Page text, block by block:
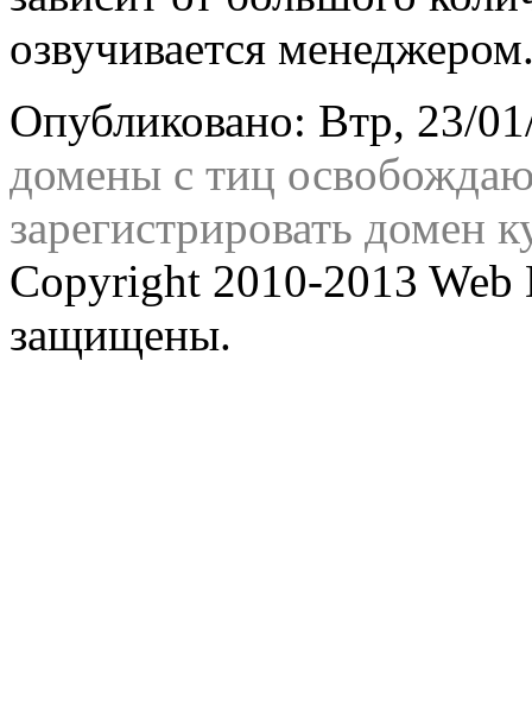
озвучивается
Опубликовано: Втр, 23/
домены с тиц
зарегистрировать домен
Copyright 2010-2013 Web
защищены.